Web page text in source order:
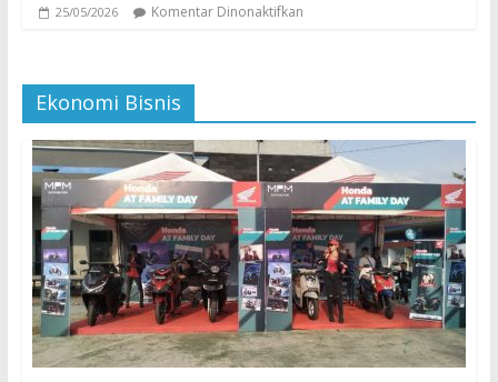
25/05/2026 Komentar Dinonaktifkan
Ekonomi Bisnis